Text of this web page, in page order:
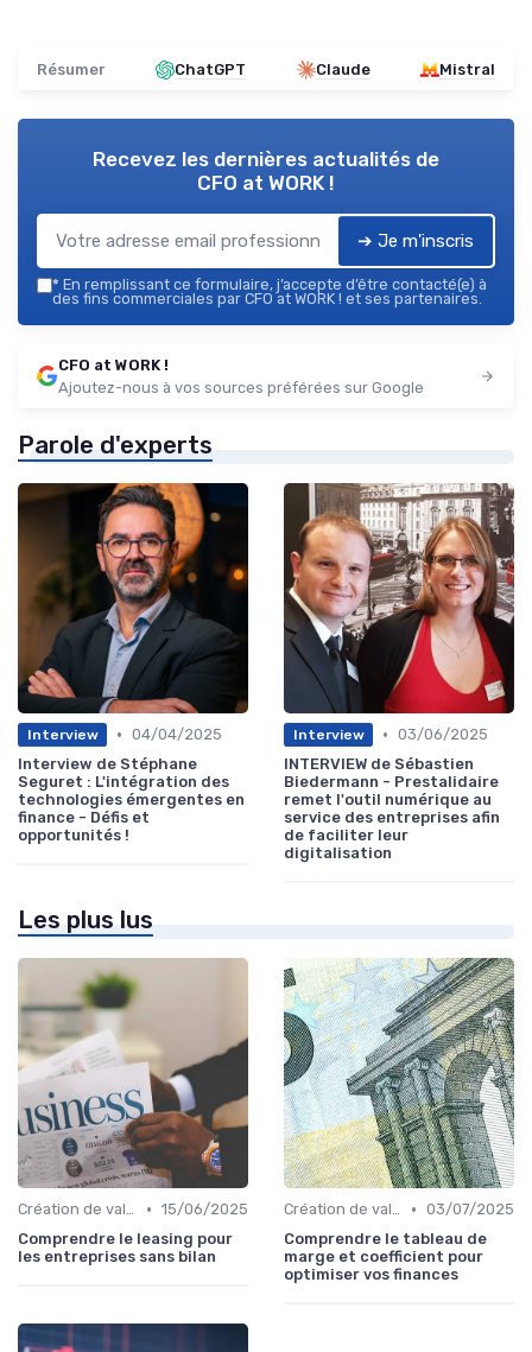
Résumer ChatGPT Claude Mistral
Recevez les dernières actualités de
CFO at WORK !
➔ Je m'inscris
* En remplissant ce formulaire, j’accepte d’être contacté(e) à
des fins commerciales par CFO at WORK ! et ses partenaires.
CFO at WORK !
Ajoutez-nous à vos sources préférées sur Google
Parole d'experts
Interview • 04/04/2025
Interview de Stéphane
Seguret : L'intégration des
technologies émergentes en
finance - Défis et
opportunités !
Interview • 03/06/2025
INTERVIEW de Sébastien
Biedermann - Prestalidaire
remet l'outil numérique au
service des entreprises afin
de faciliter leur
digitalisation
Les plus lus
Création de valeur & rentabilité • 15/06/2025
Comprendre le leasing pour
les entreprises sans bilan
Création de valeur & rentabilité • 03/07/2025
Comprendre le tableau de
marge et coefficient pour
optimiser vos finances